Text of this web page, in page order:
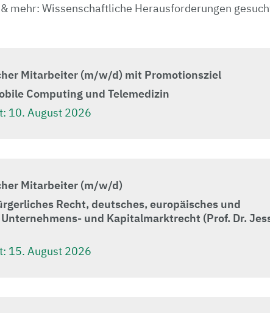
mehr: Wis­sen­schaft­liche Her­aus­for­der­un­gen
Mitarbeiter (m/w/d) mit Promotionsziel
Computing und Telemedizin
10. August 2026
Mitarbeiter (m/w/d)
Recht, deutsches, europäisches und
und Kapitalmarktrecht (Prof. Dr.
15. August 2026